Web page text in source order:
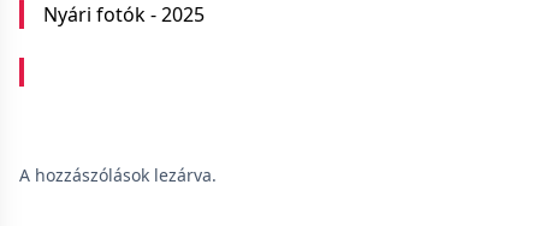
Nyári fotók - 2025
A hozzászólások lezárva.